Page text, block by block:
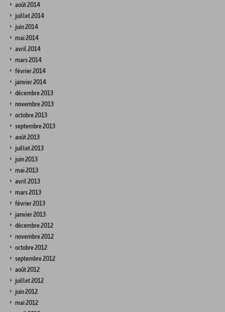
août 2014
juillet 2014
juin 2014
mai 2014
avril 2014
mars 2014
février 2014
janvier 2014
décembre 2013
novembre 2013
octobre 2013
septembre 2013
août 2013
juillet 2013
juin 2013
mai 2013
avril 2013
mars 2013
février 2013
janvier 2013
décembre 2012
novembre 2012
octobre 2012
septembre 2012
août 2012
juillet 2012
juin 2012
mai 2012